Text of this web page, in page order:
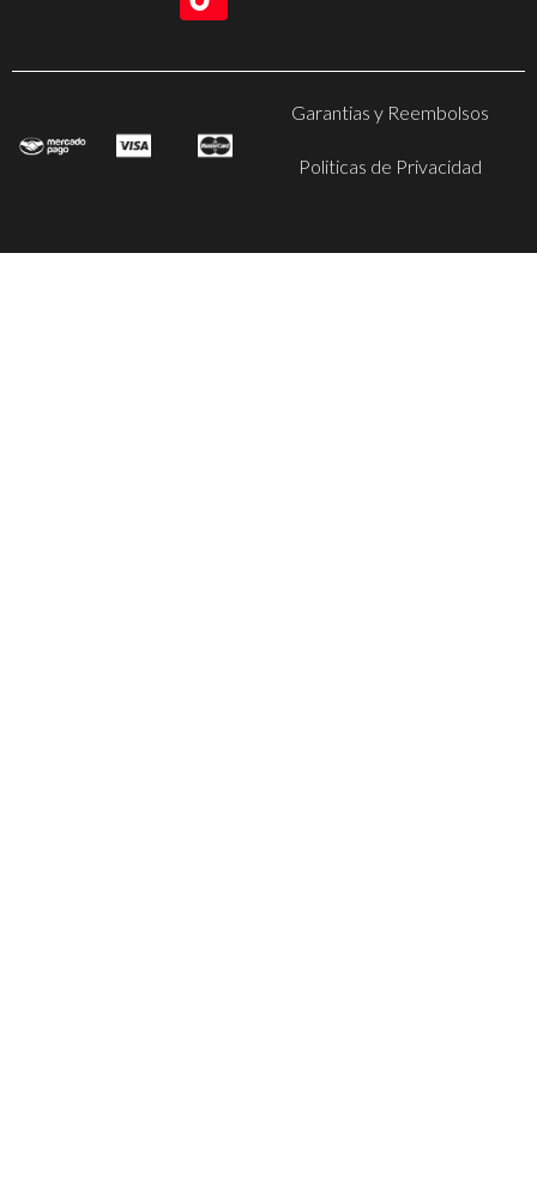
Garantias y Reembolsos
Politicas de Privacidad